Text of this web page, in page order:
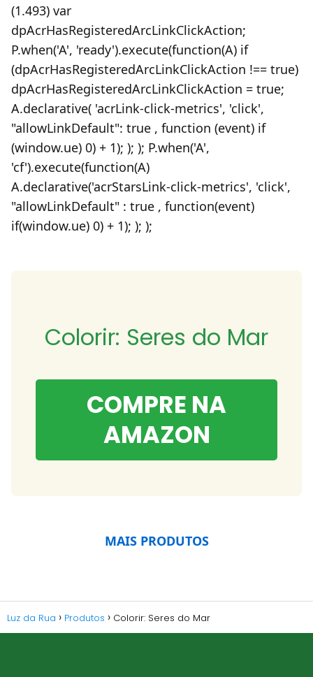
(1.493) var
dpAcrHasRegisteredArcLinkClickAction;
P.when('A', 'ready').execute(function(A) if
(dpAcrHasRegisteredArcLinkClickAction !== true)
dpAcrHasRegisteredArcLinkClickAction = true;
A.declarative( 'acrLink-click-metrics', 'click',
"allowLinkDefault": true , function (event) if
(window.ue) 0) + 1); ); ); P.when('A',
'cf').execute(function(A)
A.declarative('acrStarsLink-click-metrics', 'click',
"allowLinkDefault" : true , function(event)
if(window.ue) 0) + 1); ); );
Colorir: Seres do Mar
COMPRE NA
AMAZON
MAIS PRODUTOS
Luz da Rua Produtos Colorir: Seres do Mar